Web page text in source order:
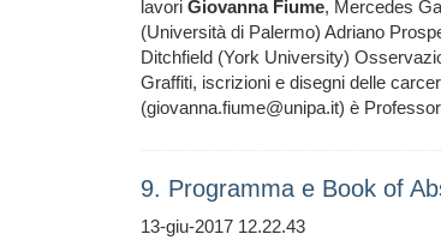
lavori Giovanna Fiume, Mercedes
(Università di Palermo) Adriano
Ditchfield (York University)
Graffiti, iscrizioni e disegni delle
(giovanna.fiume@unipa.it) è
9. Programma e Book of
13-giu-2017 12.22.43